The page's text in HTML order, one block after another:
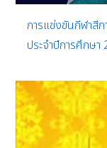
การแข่งขันกีฬาสี
ประจำปีการศึกษา